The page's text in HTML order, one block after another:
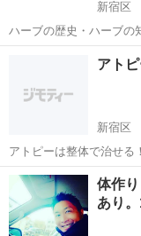
新宿区
ハーブの歴史・ハーブの知識・
しすると喜ばれるハーブティ
きることが増えていく
その
アト
新宿区
アトピーは整体で治せる！！ えっ、なにそれ？ あやし〜 と
しょう！ はい、私もそう思いました。 自分
半信半疑ながら、物は
た。 する...
東京 新宿区 そ
体作
あり